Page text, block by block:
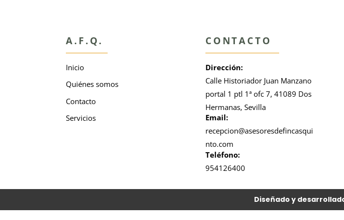
A.F.Q.
Inicio
Quiénes somos
Contacto
Servicios
CONTACTO
Dirección:
Calle Historiador Juan Manzano
portal 1 ptl 1ª ofc 7, 41089 Dos
Hermanas, Sevilla
Email:
recepcion@asesoresdefincasqui
nto.com
Teléfono:
954126400
Diseñado y